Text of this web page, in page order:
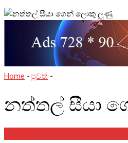
Home -පුවත් -
නත්තල් සීයා